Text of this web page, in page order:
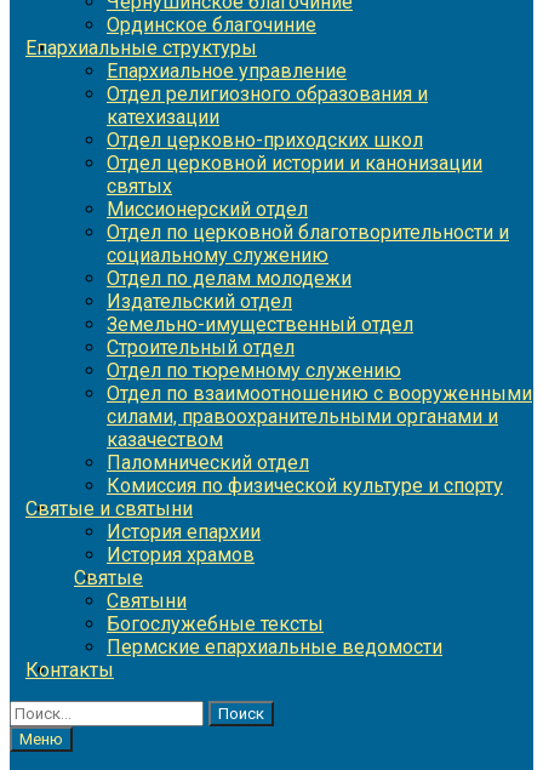
Ординское благочиние
Епархиальные структуры
Епархиальное управление
Отдел религиозного образования и
катехизации
Отдел церковно-приходских школ
Отдел церковной истории и канонизации
святых
Миссионерский отдел
Отдел по церковной благотворительности и
социальному служению
Отдел по делам молодежи
Издательский отдел
Земельно-имущественный отдел
Строительный отдел
Отдел по тюремному служению
Отдел по взаимоотношению с вооруженными
силами, правоохранительными органами и
казачеством
Паломнический отдел
Комиссия по физической культуре и спорту
Святые и святыни
История епархии
История храмов
Святые
Святыни
Богослужебные тексты
Пермские епархиальные ведомости
Контакты
Найти:
Меню